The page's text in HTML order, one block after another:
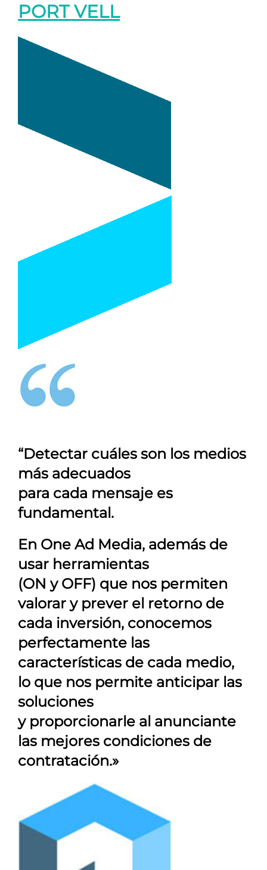
PORT VELL
“Detectar cuáles son los medios
más adecuados
para cada mensaje es
fundamental.
En One Ad Media, además de
usar herramientas
(ON y OFF) que nos permiten
valorar y prever el retorno de
cada inversión, conocemos
perfectamente las
características de cada medio,
lo que nos permite anticipar las
soluciones
y proporcionarle al anunciante
las mejores condiciones de
contratación.»